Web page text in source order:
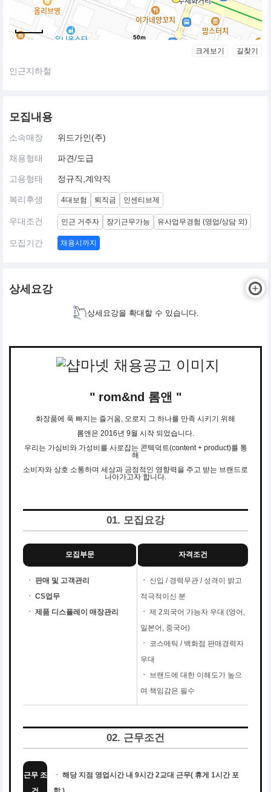
50m
크게보기 길찾기
인근지하철
모집내용
소속매장 위드가인(주)
채용형태 파견/도급
고용형태 정규직,계약직
복리후생 4대보험 퇴직금 인센티브제
우대조건 인근 거주자 장기근무가능 유사업무경험 (영업/상담 외)
모집기간 채용시까지
상세요강
상세요강을 확대할 수 있습니다.
" rom&nd 롬앤 "
화장품에 푹 빠지는 즐거움, 오로지 그 하나를 만족 시키기 위해
롬앤은 2016년 9월 시작 되었습니다.
우리는 가심비와 가성비를 사로잡는 콘텍덕트(content + product)를 통
해
소비자와 상호 소통하며 세상과 긍정적인 영향력을 주고 받는 브랜드로
나아가고자 합니다.
01. 모집요강
모집부문 자격조건
ㆍ 판매 및 고객관리
ㆍ CS업무
ㆍ 제품 디스플레이 매장관리
ㆍ
신입 / 경력무관 / 성격이 밝고
적극적이신 분
ㆍ 제 2외국어 가능자 우대 (영어,
일본어, 중국어)
ㆍ
코스메틱 / 백화점 판매경력자
우대
ㆍ
브랜드에 대한 이해도가 높으
며 책임감은 필수
02. 근무조건
근무 조
ㆍ 해당 지점 영업시간 내 9시간 2교대 근무( 휴게 1시간 포